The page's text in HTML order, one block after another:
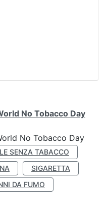
No Tobacco Day
No Tobacco Day
SENZA TABACCO
SIGARETTA
DA FUMO